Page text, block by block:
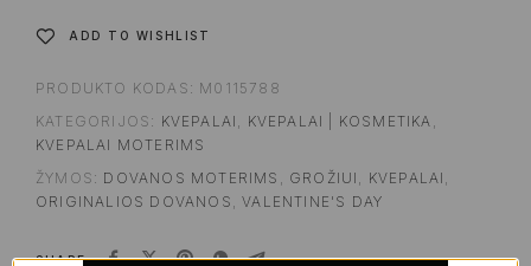
ADD TO WISHLIST
PRODUKTO KODAS: M0115788
KATEGORIJOS: KVEPALAI , KVEPALAI | KOSMETIKA ,
KVEPALAI MOTERIMS
ŽYMOS: DOVANOS MOTERIMS , GROŽIUI , KVEPALAI ,
ORIGINALIOS DOVANOS ,VALENTINE'S DAY
SHARE